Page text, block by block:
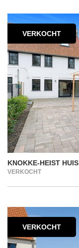
VERKOCHT
KNOKKE-HEIST HUIS
VERKOCHT
VERKOCHT